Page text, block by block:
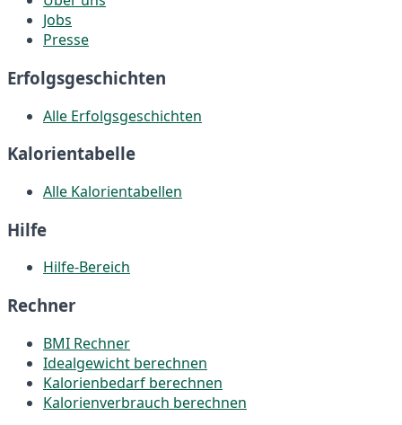
Jobs
Presse
Erfolgsgeschichten
Alle Erfolgsgeschichten
Kalorientabelle
Alle Kalorientabellen
Hilfe
Hilfe-Bereich
Rechner
BMI Rechner
Idealgewicht berechnen
Kalorienbedarf berechnen
Kalorienverbrauch berechnen